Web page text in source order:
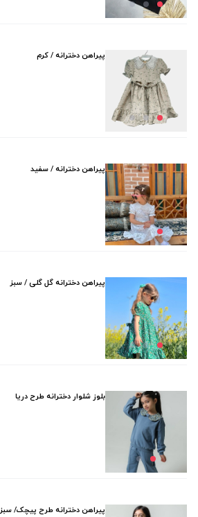
پیراهن دخترانه / کرم
پیراهن دخترانه / سفید
پیراهن دخترانه گل گلی / سبز
بلوز شلوار دخترانه طرح دریا
پیراهن دخترانه طرح پیچک/ سبز